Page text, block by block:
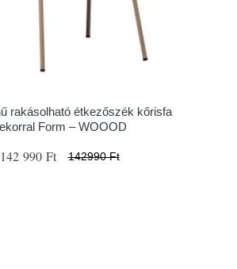
rakásolható étkezőszék kőrisfa
Form – WOOOD
142 990 Ft 142990 Ft